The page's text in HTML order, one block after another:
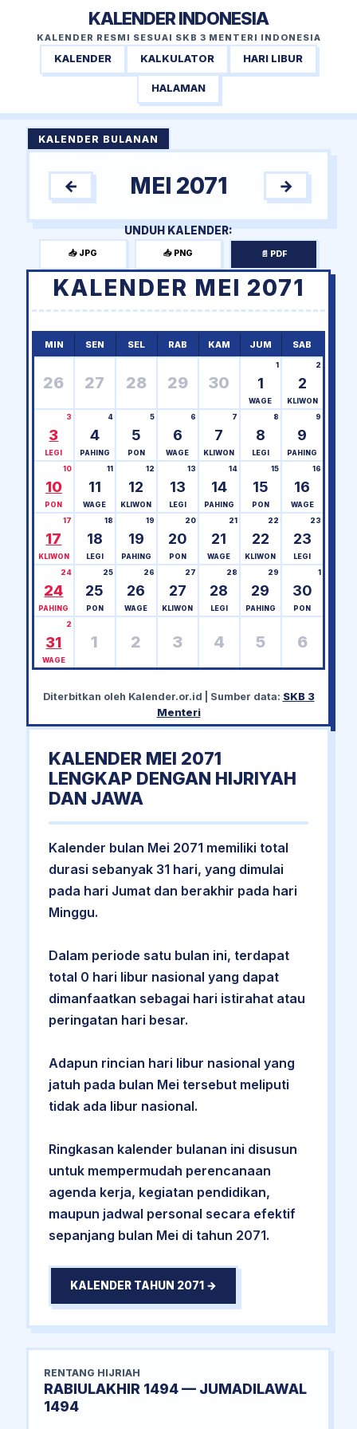
KALENDER INDONESIA
KALENDER RESMI SESUAI SKB 3 MENTERI INDONESIA
KALENDER KALKULATOR HARI LIBUR
HALAMAN
KALENDER BULANAN
← MEI 2071 →
UNDUH KALENDER:
📥 JPG 📥 PNG 📄 PDF
KALENDER MEI 2071
MIN SEN SEL RAB KAM JUM SAB
26 27 28 29 30 1
1
WAGE
2
2
KLIWON
3
3
LEGI
4
4
PAHING
5
5
PON
6
6
WAGE
7
7
KLIWON
8
8
LEGI
9
9
PAHING
10
10
PON
11
11
WAGE
12
12
KLIWON
13
13
LEGI
14
14
PAHING
15
15
PON
16
16
WAGE
17
17
KLIWON
18
18
LEGI
19
19
PAHING
20
20
PON
21
21
WAGE
22
22
KLIWON
23
23
LEGI
24
24
PAHING
25
25
PON
26
26
WAGE
27
27
KLIWON
28
28
LEGI
29
29
PAHING
30
1
PON
31
2
WAGE
1 2 3 4 5 6
Diterbitkan oleh Kalender.or.id | Sumber data: SKB 3
Menteri
KALENDER MEI 2071
LENGKAP DENGAN HIJRIYAH
DAN JAWA
Kalender bulan Mei 2071 memiliki total
durasi sebanyak 31 hari, yang dimulai
pada hari Jumat dan berakhir pada hari
Minggu.
Dalam periode satu bulan ini, terdapat
total 0 hari libur nasional yang dapat
dimanfaatkan sebagai hari istirahat atau
peringatan hari besar.
Adapun rincian hari libur nasional yang
jatuh pada bulan Mei tersebut meliputi
tidak ada libur nasional.
Ringkasan kalender bulanan ini disusun
untuk mempermudah perencanaan
agenda kerja, kegiatan pendidikan,
maupun jadwal personal secara efektif
sepanjang bulan Mei di tahun 2071.
KALENDER TAHUN 2071 →
RENTANG HIJRIAH
RABIULAKHIR 1494 — JUMADILAWAL
1494